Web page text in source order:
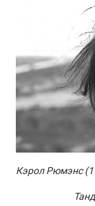
Кэрол Рюмэнс
Танд би